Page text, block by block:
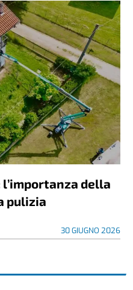
della
pulizia
30 GIUGNO 2026